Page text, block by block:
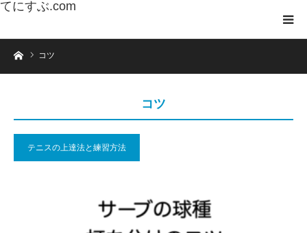
てにすぶ.com
ホームコツ
コツ
テニスの上達法と練習方法